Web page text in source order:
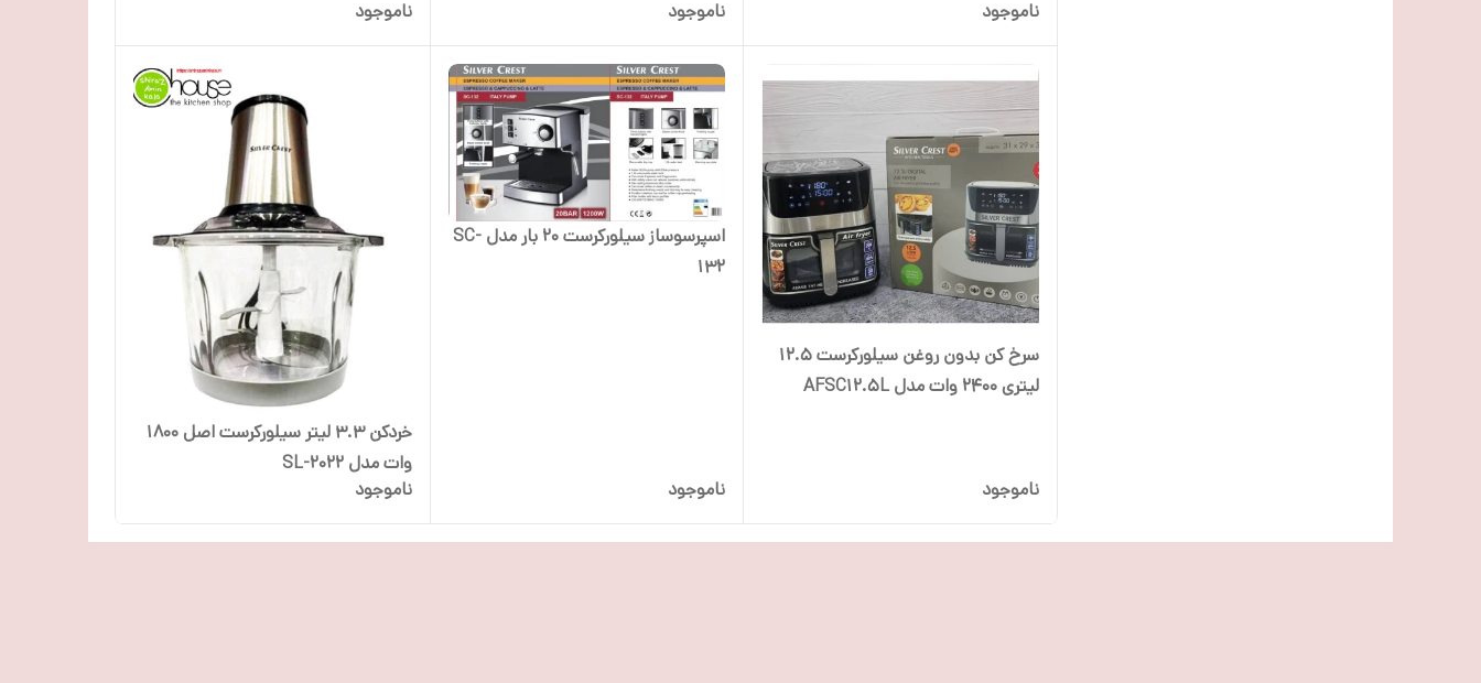
ناموجود ناموجود
ناموجود
سرخ کن بدون روغن سیلورکرست 12.5
لیتری 2400 وات مدل AFSC12.5L
ناموجود
اسپرسوساز سیلورکرست 20 بار مدل SC-
132
ناموجود
خردکن 3.3 لیتر سیلورکرست اصل 1800
وات مدل SL-2022
ناموجود